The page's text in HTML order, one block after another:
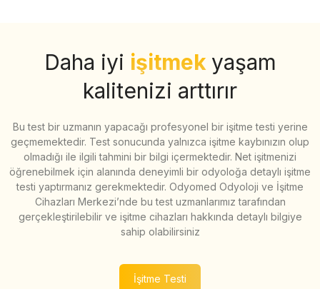
Daha iyi işitmek yaşam
kalitenizi arttırır
Bu test bir uzmanın yapacağı profesyonel bir işitme testi yerine
geçmemektedir. Test sonucunda yalnızca işitme kaybınızın olup
olmadığı ile ilgili tahmini bir bilgi içermektedir. Net işitmenizi
öğrenebilmek için alanında deneyimli bir odyoloğa detaylı işitme
testi yaptırmanız gerekmektedir. Odyomed Odyoloji ve İşitme
Cihazları Merkezi’nde bu test uzmanlarımız tarafından
gerçekleştirilebilir ve işitme cihazları hakkında detaylı bilgiye
sahip olabilirsiniz
İşitme Testi